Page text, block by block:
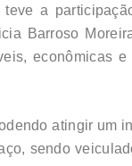
a
Barroso
econômicas
atingir um
sendo